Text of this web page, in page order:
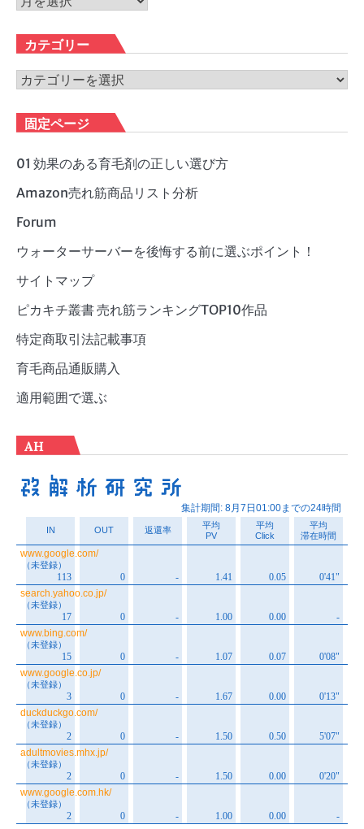
カ
イ
ブ
カテゴリー
カ
ゴ
リ
ー
固定ページ
01 効果のある育毛剤の正しい選び方
Amazon売れ筋商品リスト分析
Forum
ウォーターサーバーを後悔する前に選ぶポイント！
サイトマップ
ピカキチ叢書 売れ筋ランキングTOP10作品
特定商取引法記載事項
育毛商品通販購入
適用範囲で選ぶ
AH